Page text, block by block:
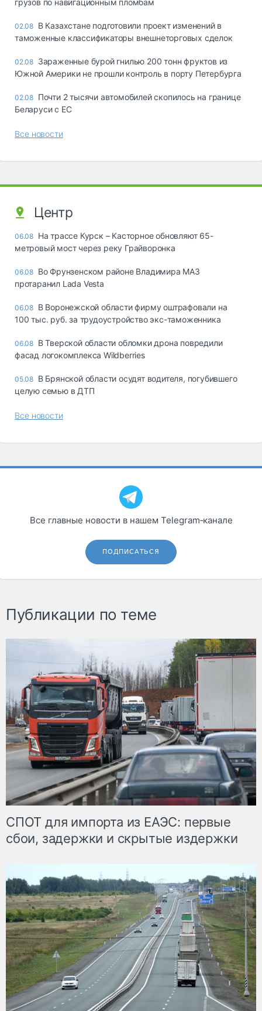
грузов по навигационным пломбам
02.08 В Казахстане подготовили проект изменений в
таможенные классификаторы внешнеторговых сделок
02.08 Зараженные бурой гнилью 200 тонн фруктов из
Южной Америки не прошли контроль в порту Петербурга
02.08 Почти 2 тысячи автомобилей скопилось на границе
Беларуси с ЕС
Все новости
Центр
06.08 На трассе Курск – Касторное обновляют 65-
метровый мост через реку Грайворонка
06.08 Во Фрунзенском районе Владимира МАЗ
протаранил Lada Vesta
06.08 В Воронежской области фирму оштрафовали на
100 тыс. руб. за трудоустройство экс-таможенника
06.08 В Тверской области обломки дрона повредили
фасад логокомплекса Wildberries
05.08 В Брянской области осудят водителя, погубившего
целую семью в ДТП
Все новости
Все главные новости в нашем Telegram‑канале
ПОДПИСАТЬСЯ
Публикации по теме
СПОТ для импорта из ЕАЭС: первые
сбои, задержки и скрытые издержки